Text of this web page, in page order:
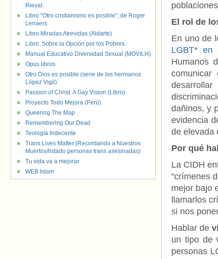
El rol de
En uno de
LGBT*
Humanos
comunicar
dañinos, y
evidencia
de elevada
Por qué
La CIDH
“crímenes
mejor bajo
llamarlos
si nos
Hablar de
un tipo de
personas
Rieval.
Libro "Otro cristianismo es posible", de Roger
Lenaers
Libro Miradas Atrevidas (Aldarte)
Libro: Sobre la Opción por los Pobres.
Manual Educativo Diversidad Sexual (MOVILH)
Opus libros
Otro Dios es posible (serie de los hermanos
López Vigil)
Passion of Christ: A Gay Vision (Libro)
Proyecto Todo Mejora (Perú)
Queering The Map
Remembering Our Dead
Teología Indecente
Trans Lives Matter (Recordando a Nuestros
Muertos/listado personas trans asesinadas)
Tu vida va a mejorar
WEB Islam